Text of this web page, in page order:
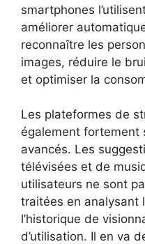
smartphones
améliorer
reconnaître les
images, réduire le
et optimiser la
Les plateformes de
également fortement
avancés. Les
télévisées et de
utilisateurs ne sont
traitées en analysant
l’historique de
d’utilisation. Il en va